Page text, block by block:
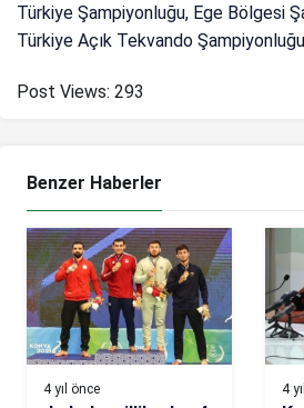
Türkiye Şampiyonluğu, Ege Bölgesi
Türkiye Açık Tekvando
Post Views: 293
Benzer Haberler
4 yıl önce 4